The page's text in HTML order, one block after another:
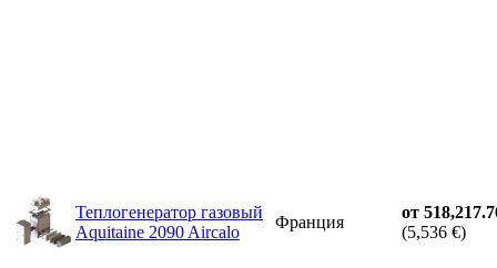
Теплогенератор газовый
Aquitaine 2090 Aircalo
Франция
от
(5,536 €)